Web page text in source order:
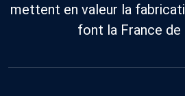
mettent en valeur la
font la France de